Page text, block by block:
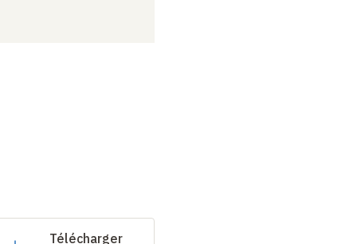
Télécharger